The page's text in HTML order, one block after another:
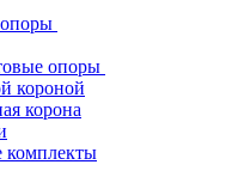
опоры
короной
корона